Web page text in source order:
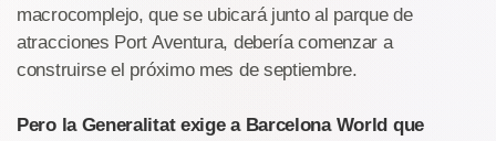
macrocomplejo, que se ubicará junto al parque de
atracciones Port Aventura, debería comenzar a
construirse el próximo mes de septiembre.
Pero la Generalitat exige a Barcelona World que